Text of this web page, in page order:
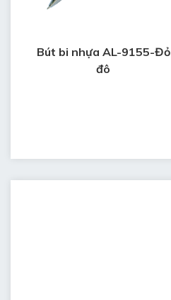
Bút bi nhựa AL-9155-Đỏ
đô